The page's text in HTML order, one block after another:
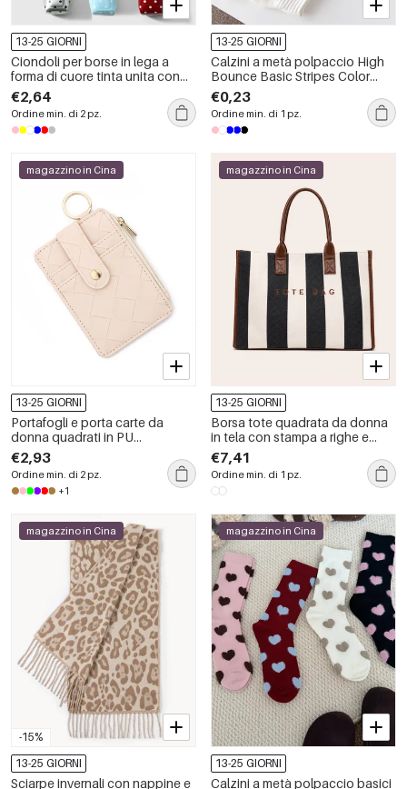
13-25 GIORNI
Ciondoli per borse in lega a
forma di cuore tinta unita con
motivo a pois, serie Simple.
€2,64
Ordine min. di 2 pz.
13-25 GIORNI
Calzini a metà polpaccio High
Bounce Basic Stripes Color
Clash
€0,23
Ordine min. di 1 pz.
magazzino in Cina
13-25 GIORNI
Portafogli e porta carte da
donna quadrati in PU
intrecciato a tinta unita, stile
casual.
€2,93
Ordine min. di 2 pz.
+1
magazzino in Cina
13-25 GIORNI
Borsa tote quadrata da donna
in tela con stampa a righe e
pois, stile casual, senza lettere.
€7,41
Ordine min. di 1 pz.
-15%
magazzino in Cina
13-25 GIORNI
Sciarpe invernali con nappine e
magazzino in Cina
13-25 GIORNI
Calzini a metà polpaccio basici